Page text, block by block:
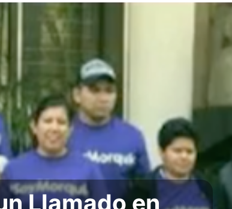
Llamado en